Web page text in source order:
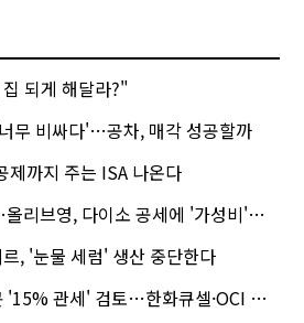
되게 해달라?"
무 비싸다'…공차, 매각 성공할까
제까지 주는 ISA 나온다
브영, 다이소 공세에 '가성비'로 맞불
르, '눈물 세럼' 생산 중단한다
관세' 검토…한화큐셀·OCI 영향은?